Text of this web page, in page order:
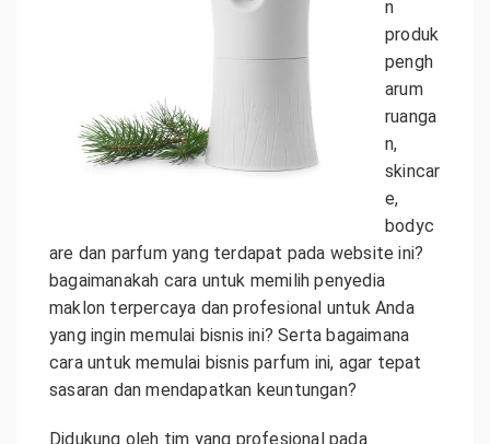
n
produk
pengh
arum
ruanga
n,
skincar
e,
bodyc
are dan parfum yang terdapat pada website ini?
bagaimanakah cara untuk memilih penyedia
maklon terpercaya dan profesional untuk Anda
yang ingin memulai bisnis ini? Serta bagaimana
cara untuk memulai bisnis parfum ini, agar tepat
sasaran dan mendapatkan keuntungan?
Didukung oleh tim yang profesional pada